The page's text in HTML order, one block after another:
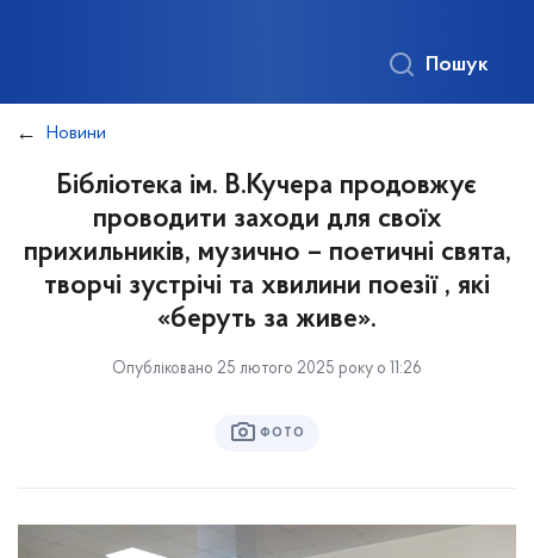
Пошук
Новини
Бібліотека ім. В.Кучера продовжує
проводити заходи для своїх
прихильників, музично – поетичні свята,
творчі зустрічі та хвилини поезії , які
«беруть за живе».
Опубліковано 25 лютого 2025 року о 11:26
ФОТО